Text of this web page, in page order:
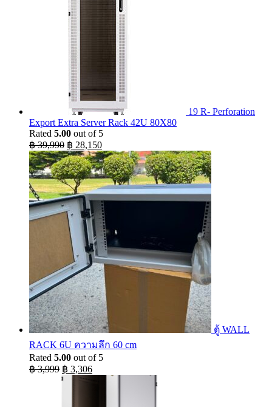
19 R- Perforation
Export Extra Server Rack 42U 80X80
Rated 5.00 out of 5
฿39,990 Original
price
was:
฿ 39,990.
฿ 28,150Current
price
is:
฿ 28,150.
ตู้ WALL
RACK 6U ความลึก 60 cm
Rated 5.00 out of 5
฿3,999 Original
price
฿ 3,306Current